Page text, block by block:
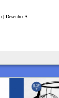
| Desenho A